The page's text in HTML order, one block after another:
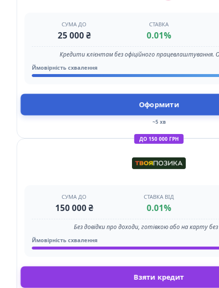
СУМА ДО
25 000 ₴
СТАВКА
0.01%
Кредити клієнтам без офіційного працевлаштування.
Ймовірність схвалення
Оформити
~5 хв
ДО 150 000 ГРН
СУМА ДО
150 000 ₴
СТАВКА ВІД
0.01%
Без довідки про доходи, готівкою або на карту
Ймовірність схвалення
Взяти кредит